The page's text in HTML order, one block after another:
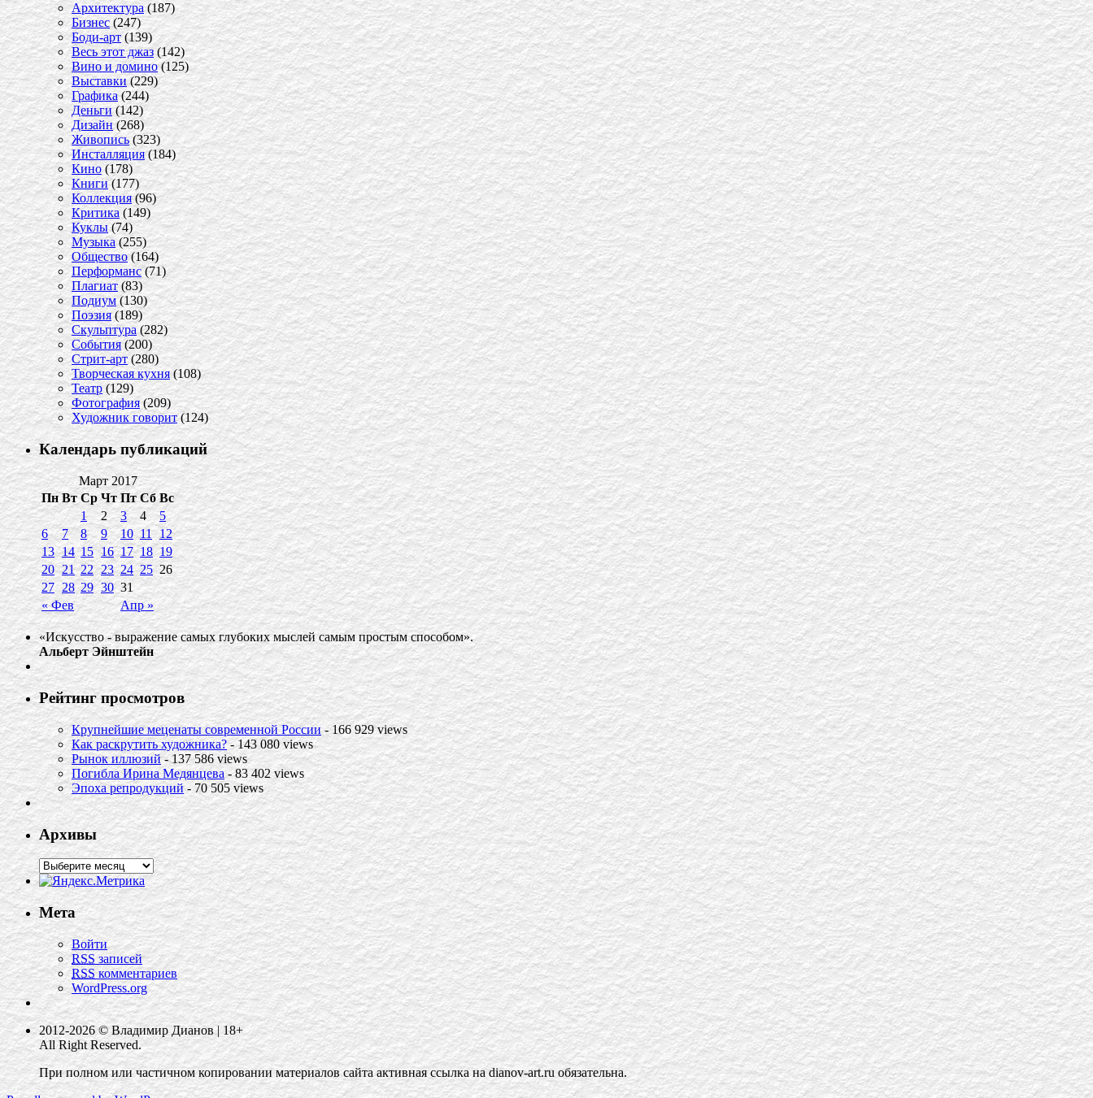
Архитектура(187)
Бизнес (247)
Боди-арт(139)
Весь этот джаз (142)
Вино и домино(125)
Выставки(229)
Графика(244)
Деньги(142)
Дизайн(268)
Живопись(323)
Инсталляция(184)
Кино(178)
Книги(177)
Коллекция(96)
Критика (149)
Куклы(74)
Музыка(255)
Общество(164)
Перформанс(71)
Плагиат(83)
Подиум(130)
Поэзия(189)
Скульптура (282)
События(200)
Стрит-арт (280)
Творческая кухня (108)
Театр(129)
Фотография(209)
Художник говорит(124)
Календарь публикаций
Март 2017
Пн Вт Ср Чт Пт Сб Вс
« Фев Апр »
1 2 3 4
5
6
7 8 9 10 11
12
13 14 15 16 17 18 19
20 21 22 23 24 25 26
27 28 29 30 31
«Искусство - выражение самых глубоких мыслей самым простым способом».
Альберт Эйнштейн
Рейтинг просмотров
Крупнейшие меценаты современной России- 166 929 views
Как раскрутить художника?- 143 080 views
Рынок иллюзий- 137 586 views
Погибла Ирина Медянцева - 83 402 views
Эпоха репродукций - 70 505 views
Архивы
Мета
Войти
RSSзаписей
RSS комментариев
WordPress.org
2012-2026 © Владимир Дианов | 18+
All Right Reserved.
При полном или частичном копировании материалов сайта активная ссылка на dianov-art.ru обязательна.